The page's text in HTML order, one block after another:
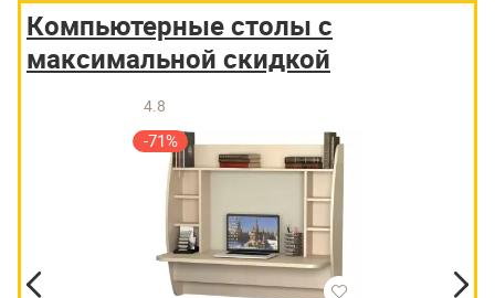
Компьютерные столы с
максимальной скидкой
4.8
-71%